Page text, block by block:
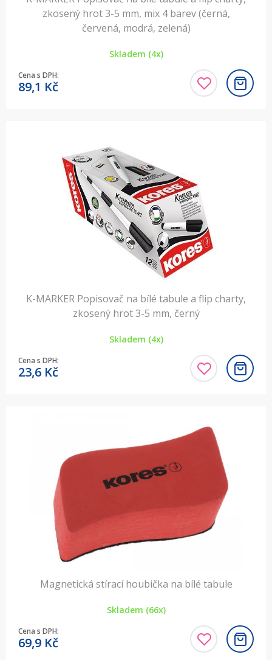
zkosený hrot 3-5 mm, mix 4 barev (černá,
červená, modrá, zelená)
Skladem (4x)
Cena s DPH:
89,1 Kč
K-MARKER Popisovač na bílé tabule a flip charty,
zkosený hrot 3-5 mm, černý
Skladem (4x)
Cena s DPH:
23,6 Kč
Magnetická stírací houbička na bílé tabule
Skladem (66x)
Cena s DPH:
69,9 Kč